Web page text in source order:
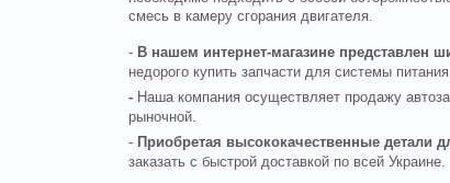
смесь в камеру сгорания двигателя.
- В нашем интернет-магазине представлен
недорого купить запчасти для системы
- Наша компания осуществляет продажу
рыночной.
- Приобретая высококачественные детали
заказать с быстрой доставкой по всей Украине.